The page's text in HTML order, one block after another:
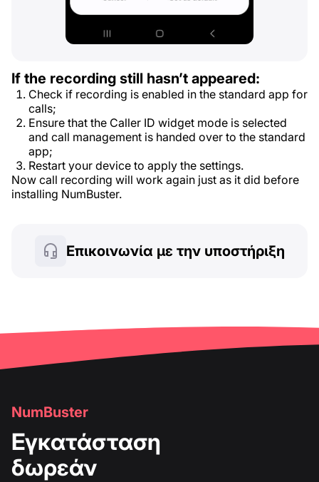
If the recording still hasn’t appeared:
Check if recording is enabled in the standard app for
calls;
Ensure that the Caller ID widget mode is selected
and call management is handed over to the standard
app;
Restart your device to apply the settings.
Now call recording will work again just as it did before
installing NumBuster.
Επικοινωνία με την υποστήριξη
NumBuster
Εγκατάσταση
δωρεάν